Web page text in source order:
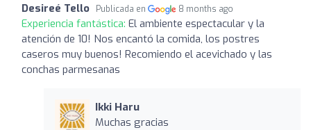
Desireé Tello Publicada en 8 months ago
Experiencia fantástica: El ambiente espectacular y la
atención de 10! Nos encantó la comida, los postres
caseros muy buenos! Recomiendo el acevichado y las
conchas parmesanas
Ikki Haru
Muchas gracias